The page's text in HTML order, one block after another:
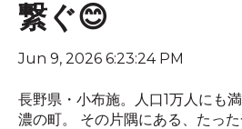
繋ぐ😊
Jun 9, 2026 6:23:24 PM
長野県・小布施。人口1万人にも
濃の町。 その片隅にある、たっ